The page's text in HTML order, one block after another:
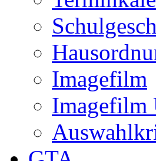
Imagefilm
Imagefilm